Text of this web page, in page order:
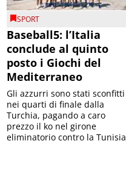
SPORT
Baseball5: l’Italia
conclude al quinto
posto i Giochi del
Mediterraneo
Gli azzurri sono stati sconfitti
nei quarti di finale dalla
Turchia, pagando a caro
prezzo il ko nel girone
eliminatorio contro la Tunisia